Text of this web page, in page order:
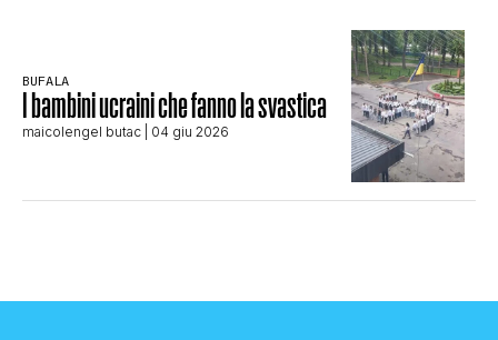
BUFALA
I bambini ucraini che fanno la svastica
maicolengel butac | 04 giu 2026